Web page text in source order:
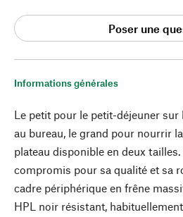
Informations générales
Le petit pour le petit-déjeuner sur
au bureau, le grand pour nourrir
plateau disponible en deux
compromis pour sa qualité et sa
cadre périphérique en frêne
HPL noir résistant,
Poser une